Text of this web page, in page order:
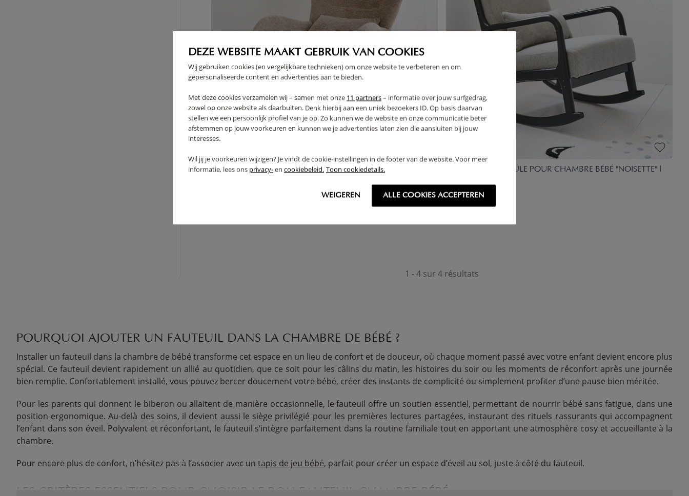
DEZE WEBSITE MAAKT GEBRUIK VAN COOKIES
Wij gebruiken cookies (en vergelijkbare technieken) om onze website te verbeteren en om
gepersonaliseerde content en advertenties aan te bieden.
Met deze cookies verzamelen wij – samen met onze 11 partners– informatie over jouw surfgedrag,
zowel op onze website als daarbuiten. Denk hierbij aan een uniek bezoekers ID. Op basis daarvan
stellen we een persoonlijk profiel van je op. Zo kunnen we de website en onze communicatie beter
afstemmen op jouw voorkeuren en kunnen we je advertenties laten zien die aansluiten bij jouw
interesses.
Wil jij je voorkeuren wijzigen? Je vindt de cookie-instellingen in de footer van de website. Voor meer
informatie, lees ons privacy-en cookiebeleid. Toon cookiedetails.
WEIGEREN ALLE COOKIES ACCEPTEREN
ROCKING CHAIR «LUNE» | BRUN
FAUTEUIL À BASCULE POUR CHAMBRE BÉBÉ "NOISETTE" |
279,95
1 - 4 sur 4 résultats
POURQUOI AJOUTER UN FAUTEUIL DANS LA CHAMBRE DE BÉBÉ ?
Installer un fauteuil dans la chambre de bébé transforme cet espace en un lieu de confort et de douceur, où chaque moment passé avec votre enfant devient encore plus
spécial. Ce fauteuil devient rapidement un allié au quotidien, que ce soit pour les câlins du matin, les histoires du soir ou les moments de réconfort après une journée
bien remplie. Confortablement installé, vous pouvez bercer doucement votre bébé, créer des instants de complicité ou simplement profiter d’une pause bien méritée.
Pour les parents qui donnent le biberon ou allaitent de manière occasionnelle, le fauteuil offre un soutien essentiel, permettant de nourrir bébé sans fatigue, dans une
position ergonomique. Au-delà des soins, il devient aussi le siège privilégié pour les premières lectures partagées, instaurant des rituels rassurants qui accompagnent
l’enfant dans son éveil. Polyvalent et réconfortant, le fauteuil s’intègre parfaitement dans la routine familiale tout en apportant une atmosphère cosy et accueillante à la
chambre.
Pour encore plus de confort, n’hésitez pas à l’associer avec un tapis de jeu bébé, parfait pour créer un espace d’éveil au sol, juste à côté du fauteuil.
LES CRITÈRES ESSENTIELS POUR CHOISIR LE BON FAUTEUIL CHAMBRE BÉBÉ